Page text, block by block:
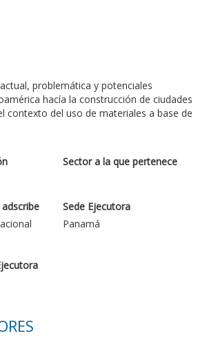
problemática y potenciales
hacía la construcción de ciudades
contexto del uso de materiales a base de
Sector a la que pertenece
Sede Ejecutora
Panamá